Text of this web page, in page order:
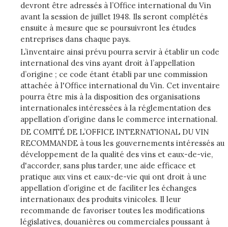
devront être adressés à l’Office international du Vin
avant la session de juillet 1948. Ils seront complétés
ensuite à mesure que se poursuivront les études
entreprises dans chaque pays.
L’inventaire ainsi prévu pourra servir à établir un code
international des vins ayant droit à l’appellation
d’origine ; ce code étant établi par une commission
attachée à l'Office international du Vin. Cet inventaire
pourra être mis à la disposition des organisations
internationales intéressées à la réglementation des
appellation d’origine dans le commerce international.
DE COMITÉ DE L’OFFICE INTERNATIONAL DU VIN
RECOMMANDE à tous les gouvernements intéressés au
développement de la qualité des vins et eaux-de-vie,
d'accorder, sans plus tarder, une aide efficace et
pratique aux vins et eaux-de-vie qui ont droit à une
appellation d’origine et de faciliter les échanges
internationaux des produits vinicoles. Il leur
recommande de favoriser toutes les modifications
législatives, douanières ou commerciales poussant à